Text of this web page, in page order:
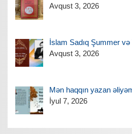
Avqust 3, 2026
İslam Sadıq Şummer və
Avqust 3, 2026
Mən haqqın yazan
İyul 7, 2026